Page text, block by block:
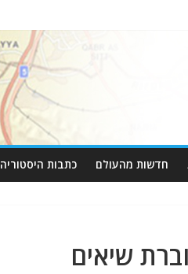
חדשות מהעולם כתבות היסטוריה
שיאים